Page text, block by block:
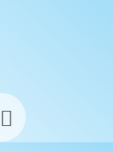
Previous